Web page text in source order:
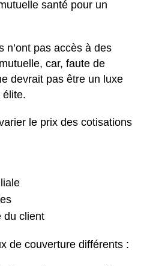
santé pour un
n’ont pas accès à des
car, faute de
devrait pas être un luxe
élite.
le prix des cotisations
du client
de couverture différents :